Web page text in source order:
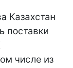
Казахстан
поставки
числе из